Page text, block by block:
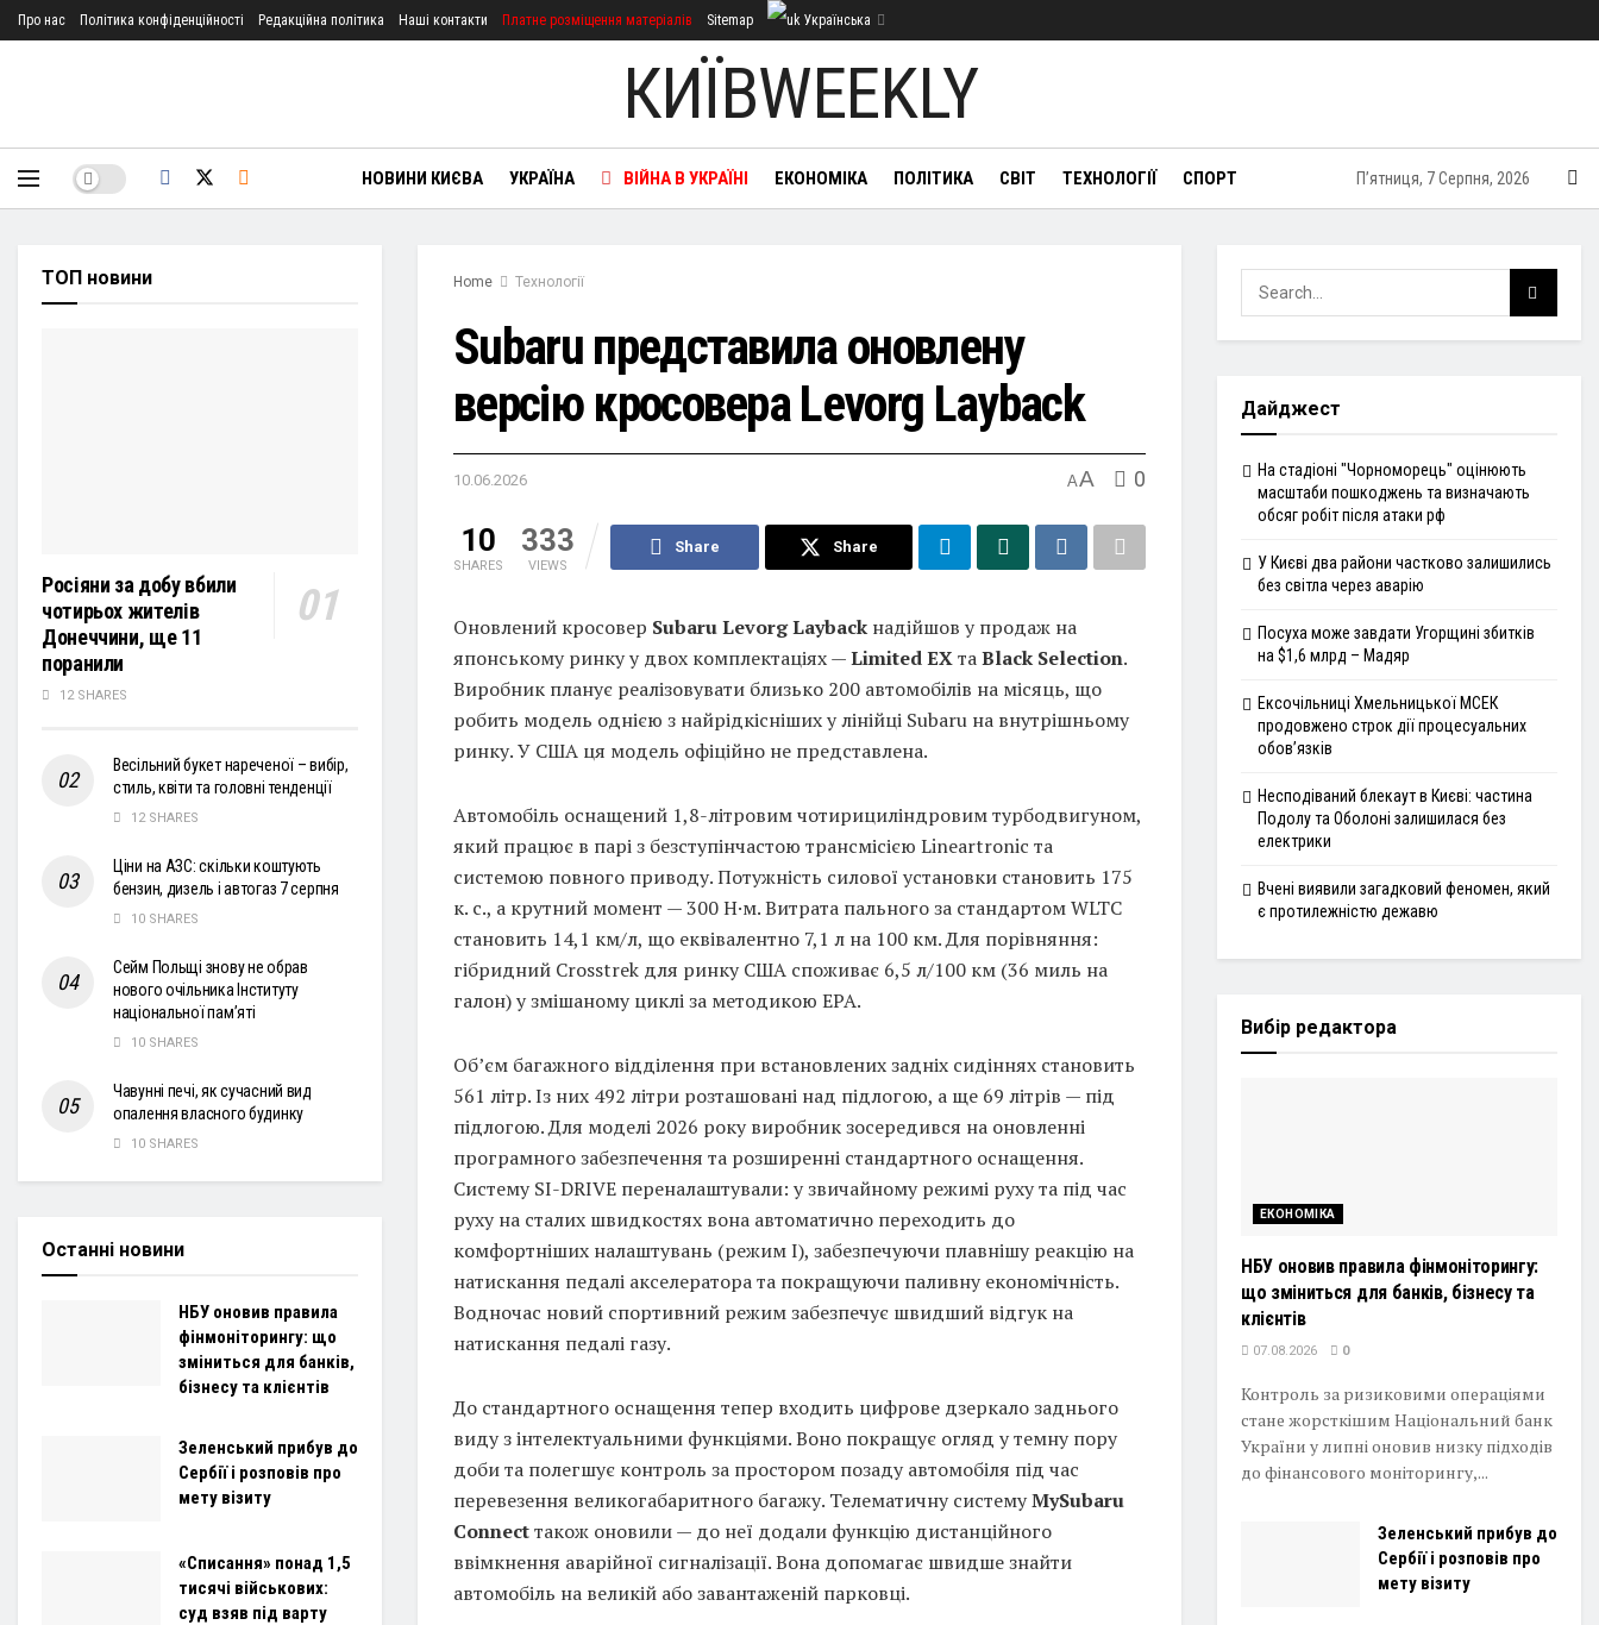
Про нас Політика конфіденційності Редакційна політика Наші контакти Платне розміщення матеріалів Sitemap Українська
КИЇВWEEKLY
НОВИНИ КИЄВА УКРАЇНА ВІЙНА В УКРАЇНІ ЕКОНОМІКА ПОЛІТИКА СВІТ ТЕХНОЛОГІЇ СПОРТ П’ятниця, 7 Серпня, 2026
Home Технології
Subaru представила оновлену
версію кросовера Levorg Layback
10.06.2026 AA 0
10
SHARES
333
VIEWS
Share Share
Оновлений кросовер Subaru Levorg Layback надійшов у продаж на
японському ринку у двох комплектаціях —Limited EXтаBlack Selection.
Виробник планує реалізовувати близько 200 автомобілів на місяць, що
робить модель однією з найрідкісніших у лінійці Subaru на внутрішньому
ринку. У США ця модель офіційно не представлена.
Автомобіль оснащений 1,8-літровим чотирициліндровим турбодвигуном,
який працює в парі з безступінчастою трансмісією Lineartronic та
системою повного приводу. Потужність силової установки становить 175
к. с., а крутний момент — 300 Н·м. Витрата пального за стандартом WLTC
становить 14,1 км/л, що еквівалентно 7,1 л на 100 км. Для порівняння:
гібридний Crosstrek для ринку США споживає 6,5 л/100 км (36 миль на
галон) у змішаному циклі за методикою EPA.
Об’єм багажного відділення при встановлених задніх сидіннях становить
561 літр. Із них 492 літри розташовані над підлогою, а ще 69 літрів — під
підлогою. Для моделі 2026 року виробник зосередився на оновленні
програмного забезпечення та розширенні стандартного оснащення.
Систему SI-DRIVE переналаштували: у звичайному режимі руху та під час
руху на сталих швидкостях вона автоматично переходить до
комфортніших налаштувань (режим I), забезпечуючи плавнішу реакцію на
натискання педалі акселератора та покращуючи паливну економічність.
Водночас новий спортивний режим забезпечує швидший відгук на
натискання педалі газу.
До стандартного оснащення тепер входить цифрове дзеркало заднього
виду з інтелектуальними функціями. Воно покращує огляд у темну пору
доби та полегшує контроль за простором позаду автомобіля під час
перевезення великогабаритного багажу. Телематичну системуMySubaru
Connectтакож оновили — до неї додали функцію дистанційного
ввімкнення аварійної сигналізації. Вона допомагає швидше знайти
автомобіль на великій або завантаженій парковці.
ТОП новини
Росіяни за добу вбили
чотирьох жителів
Донеччини, ще 11
поранили
12 SHARES
Весільний букет нареченої – вибір,
стиль, квіти та головні тенденції
12 SHARES
Ціни на АЗС: скільки коштують
бензин, дизель і автогаз 7 серпня
10 SHARES
Сейм Польщі знову не обрав
нового очільника Інституту
національної пам’яті
10 SHARES
Чавунні печі, як сучасний вид
опалення власного будинку
10 SHARES
Останні новини
НБУ оновив правила
фінмоніторингу: що
зміниться для банків,
бізнесу та клієнтів
Зеленський прибув до
Сербії і розповів про
мету візиту
«Списання» понад 1,5
тисячі військових:
суд взяв під варту
Дайджест
На стадіоні "Чорноморець" оцінюють
масштаби пошкоджень та визначають
обсяг робіт після атаки рф
У Києві два райони частково залишились
без світла через аварію
Посуха може завдати Угорщині збитків
на $1,6 млрд – Мадяр
Ексочільниці Хмельницької МСЕК
продовжено строк дії процесуальних
обов’язків
Несподіваний блекаут в Києві: частина
Подолу та Оболоні залишилася без
електрики
Вчені виявили загадковий феномен, який
є протилежністю дежавю
Вибір редактора
ЕКОНОМІКА
НБУ оновив правила фінмоніторингу:
що зміниться для банків, бізнесу та
клієнтів
07.08.2026 0
Контроль за ризиковими операціями
стане жорсткішим Національний банк
України у липні оновив низку підходів
до фінансового моніторингу,...
Зеленський прибув до
Сербії і розповів про
мету візиту